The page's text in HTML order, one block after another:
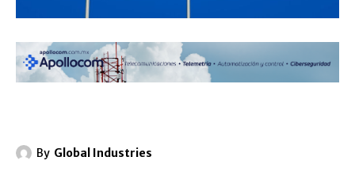
By Global Industries